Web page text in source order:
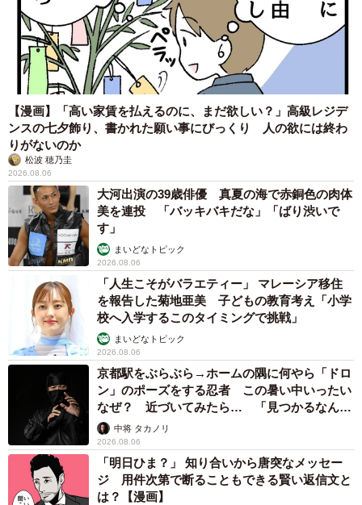
【漫画】「高い家賃を払えるのに、まだ欲しい？」高級レジデ
ンスの七夕飾り、書かれた願い事にびっくり 人の欲には終わ
りがないのか
松波 穂乃圭
2026.08.06
大河出演の39歳俳優 真夏の海で赤銅色の肉体
美を連投 「バッキバキだな」「ばり渋いで
す」
まいどなトピック
2026.08.06
「人生こそがバラエティー」 マレーシア移住
を報告した菊地亜美 子どもの教育考え「小学
校へ入学するこのタイミングで挑戦」
まいどなトピック
2026.08.06
京都駅をぶらぶら→ホームの隅に何やら「ドロ
ン」のポーズをする忍者 この暑い中いったい
なぜ？ 近づいてみたら… 「見つかるなんて
未熟」中将 タカノリ
2026.08.06
「明日ひま？」 知り合いから唐突なメッセー
ジ 用件次第で断ることもできる賢い返信文と
は？【漫画】